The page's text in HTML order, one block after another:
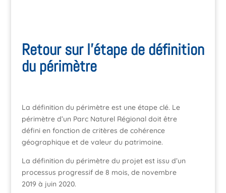
Retour sur l’étape de définition
du périmètre
La définition du périmètre est une étape clé. Le
périmètre d’un Parc Naturel Régional doit être
défini en fonction de critères de cohérence
géographique et de valeur du patrimoine.
La définition du périmètre du projet est issu d’un
processus progressif de 8 mois, de novembre
2019 à juin 2020.